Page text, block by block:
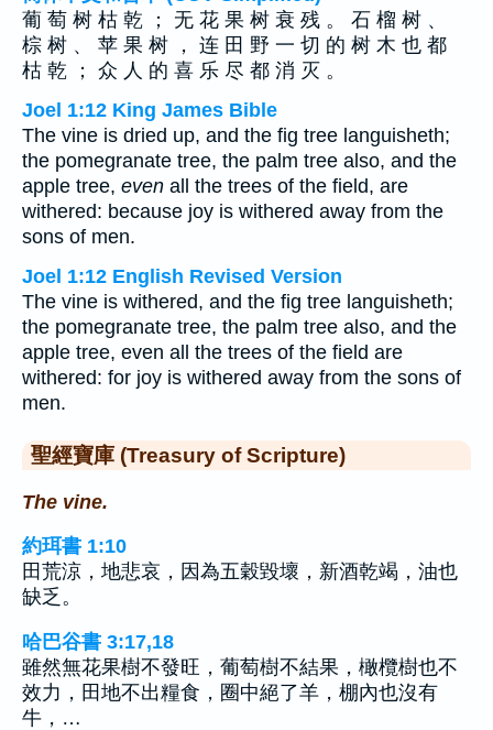
葡 萄 树 枯 乾 ； 无 花 果 树 衰 残 。 石 榴 树 、
棕 树 、 苹 果 树 ， 连 田 野 一 切 的 树 木 也 都
枯 乾 ； 众 人 的 喜 乐 尽 都 消 灭 。
Joel 1:12 King James Bible
The vine is dried up, and the fig tree languisheth;
the pomegranate tree, the palm tree also, and the
apple tree, even all the trees of the field, are
withered: because joy is withered away from the
sons of men.
Joel 1:12 English Revised Version
The vine is withered, and the fig tree languisheth;
the pomegranate tree, the palm tree also, and the
apple tree, even all the trees of the field are
withered: for joy is withered away from the sons of
men.
聖經寶庫 (Treasury of Scripture)
The vine.
約珥書 1:10
田荒涼，地悲哀，因為五穀毀壞，新酒乾竭，油也
缺乏。
哈巴谷書 3:17,18
雖然無花果樹不發旺，葡萄樹不結果，橄欖樹也不
效力，田地不出糧食，圈中絕了羊，棚內也沒有
牛，…